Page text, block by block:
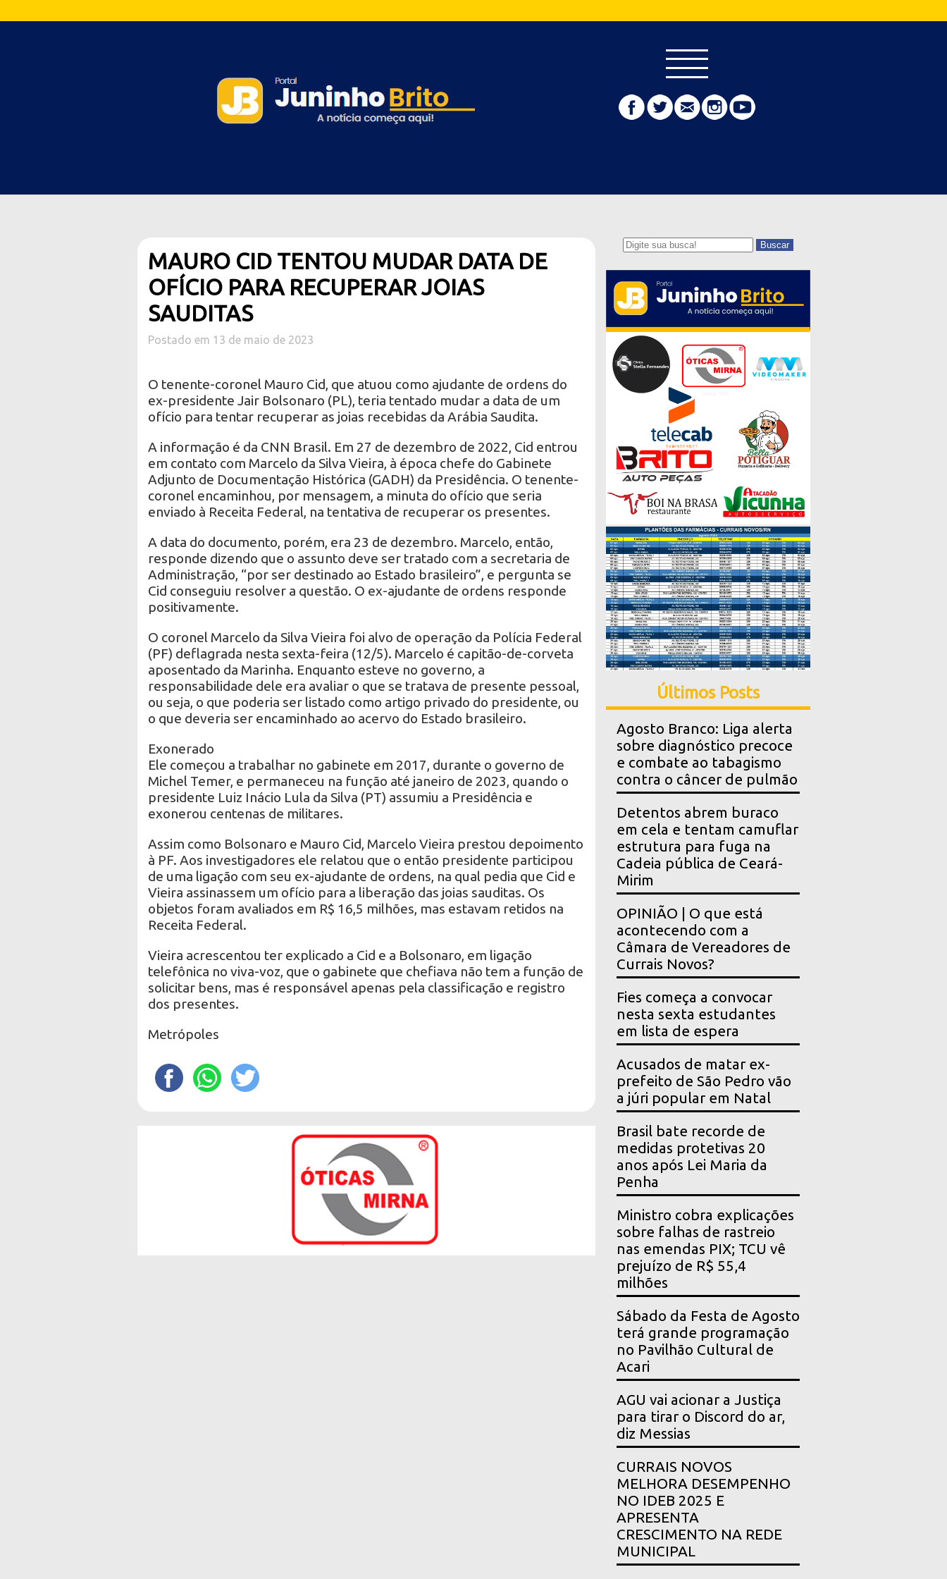
MAURO CID TENTOU MUDAR DATA DE
OFÍCIO PARA RECUPERAR JOIAS
SAUDITAS
Postado em 13 de maio de 2023
O tenente-coronel Mauro Cid, que atuou como ajudante de ordens do
ex-presidente Jair Bolsonaro (PL), teria tentado mudar a data de um
ofício para tentar recuperar as joias recebidas da Arábia Saudita.
A informação é da CNN Brasil. Em 27 de dezembro de 2022, Cid entrou
em contato com Marcelo da Silva Vieira, à época chefe do Gabinete
Adjunto de Documentação Histórica (GADH) da Presidência. O tenente-
coronel encaminhou, por mensagem, a minuta do ofício que seria
enviado à Receita Federal, na tentativa de recuperar os presentes.
A data do documento, porém, era 23 de dezembro. Marcelo, então,
responde dizendo que o assunto deve ser tratado com a secretaria de
Administração, “por ser destinado ao Estado brasileiro”, e pergunta se
Cid conseguiu resolver a questão. O ex-ajudante de ordens responde
positivamente.
O coronel Marcelo da Silva Vieira foi alvo de operação da Polícia Federal
(PF) deflagrada nesta sexta-feira (12/5). Marcelo é capitão-de-corveta
aposentado da Marinha. Enquanto esteve no governo, a
responsabilidade dele era avaliar o que se tratava de presente pessoal,
ou seja, o que poderia ser listado como artigo privado do presidente, ou
o que deveria ser encaminhado ao acervo do Estado brasileiro.
Exonerado
Ele começou a trabalhar no gabinete em 2017, durante o governo de
Michel Temer, e permaneceu na função até janeiro de 2023, quando o
presidente Luiz Inácio Lula da Silva (PT) assumiu a Presidência e
exonerou centenas de militares.
Assim como Bolsonaro e Mauro Cid, Marcelo Vieira prestou depoimento
à PF. Aos investigadores ele relatou que o então presidente participou
de uma ligação com seu ex-ajudante de ordens, na qual pedia que Cid e
Vieira assinassem um ofício para a liberação das joias sauditas. Os
objetos foram avaliados em R$ 16,5 milhões, mas estavam retidos na
Receita Federal.
Vieira acrescentou ter explicado a Cid e a Bolsonaro, em ligação
telefônica no viva-voz, que o gabinete que chefiava não tem a função de
solicitar bens, mas é responsável apenas pela classificação e registro
dos presentes.
Metrópoles
Buscar
Últimos Posts
Agosto Branco: Liga alerta
sobre diagnóstico precoce
e combate ao tabagismo
contra o câncer de pulmão
Detentos abrem buraco
em cela e tentam camuflar
estrutura para fuga na
Cadeia pública de Ceará-
Mirim
OPINIÃO | O que está
acontecendo com a
Câmara de Vereadores de
Currais Novos?
Fies começa a convocar
nesta sexta estudantes
em lista de espera
Acusados de matar ex-
prefeito de São Pedro vão
a júri popular em Natal
Brasil bate recorde de
medidas protetivas 20
anos após Lei Maria da
Penha
Ministro cobra explicações
sobre falhas de rastreio
nas emendas PIX; TCU vê
prejuízo de R$ 55,4
milhões
Sábado da Festa de Agosto
terá grande programação
no Pavilhão Cultural de
Acari
AGU vai acionar a Justiça
para tirar o Discord do ar,
diz Messias
CURRAIS NOVOS
MELHORA DESEMPENHO
NO IDEB 2025 E
APRESENTA
CRESCIMENTO NA REDE
MUNICIPAL